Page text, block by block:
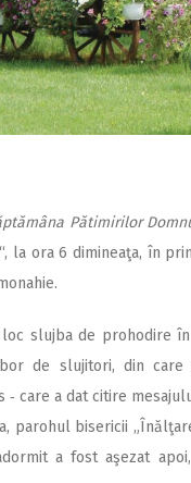
Pătimirilor
ora 6 dimineaţa, în
slujba de prohodire
de slujitori, din
care a dat citire
parohul bisericii
a fost aşezat